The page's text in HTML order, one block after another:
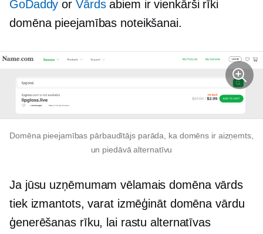
GoDaddy or Vārdsabiem ir vienkārši rīki
domēna pieejamības noteikšanai.
Domēna pieejamības pārbaudītājs parāda, ka domēns ir aizņemts,
un piedāvā alternatīvu
Ja jūsu uzņēmumam vēlamais domēna vārds
tiek izmantots, varat izmēģināt domēna vārdu
ģenerēšanas rīku, lai rastu alternatīvas